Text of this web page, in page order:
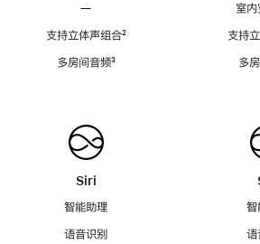
—
支持立体声组合脚
²
多房间音频脚
³
Siri
智能助理
语音识别
室内
支持
多
智
语